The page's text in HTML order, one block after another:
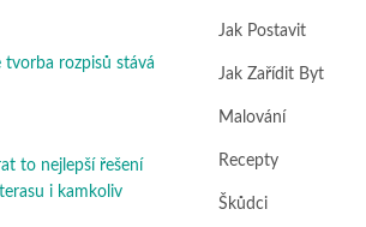
tvorba rozpisů stává
to nejlepší řešení
i kamkoliv
Jak Postavit
Jak Zařídit Byt
Malování
Recepty
Škůdci